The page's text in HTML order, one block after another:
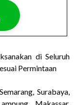
di Seluruh
Permintaan
Surabaya,